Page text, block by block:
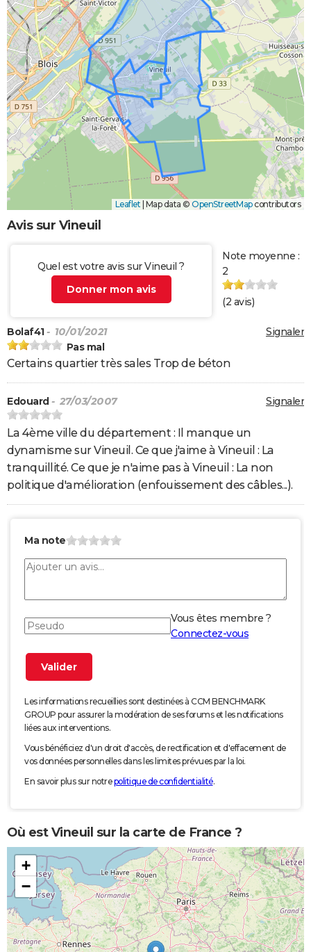
Leaflet Map data © OpenStreetMapcontributors
Avis sur Vineuil
Quel est votre avis sur Vineuil ?
Donner mon avis
Note moyenne :
2
(2 avis)
Signaler
Bolaf41 - 10/01/2021
Pas mal
Certains quartier très sales Trop de béton
Signaler
Edouard - 27/03/2007
La 4ème ville du département : Il manque un
dynamisme sur Vineuil. Ce que j'aime à Vineuil : La
tranquillité. Ce que je n'aime pas à Vineuil : La non
politique d'amélioration (enfouissement des câbles...).
Ma note
Vous êtes membre ?
Connectez-vous
Les informations recueillies sont destinées à CCM BENCHMARK
GROUP pour assurer la modération de ses forums et les notifications
liées aux interventions.
Vous bénéficiez d'un droit d'accès, de rectification et d'effacement de
vos données personnelles dans les limites prévues par la loi.
En savoir plus sur notrepolitique de confidentialité.
Où est Vineuil sur la carte de France ?
+
−